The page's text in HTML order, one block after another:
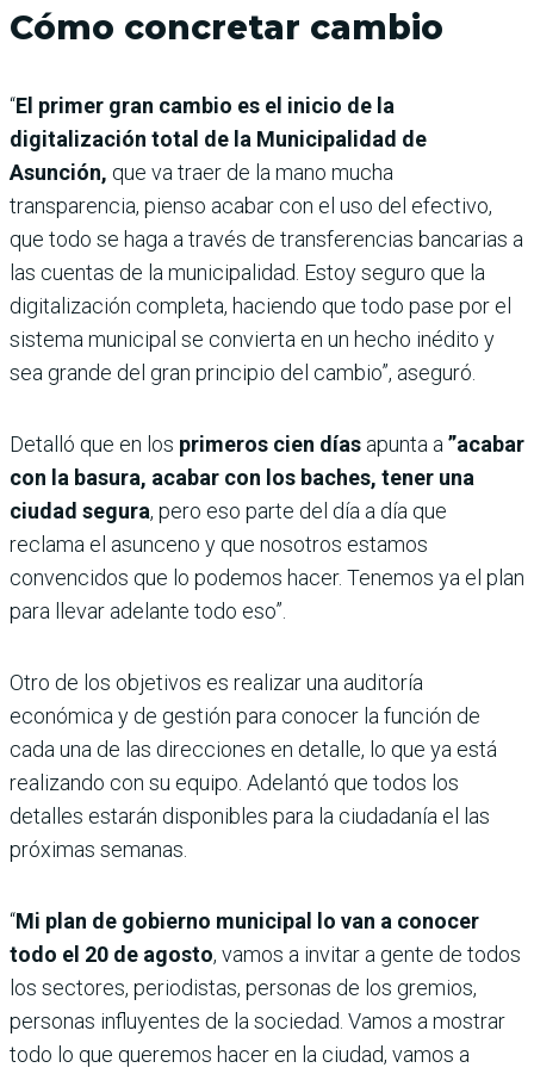
Cómo concretar cambio
“El primer gran cambio es el inicio de la
digitalización total de la Municipalidad de
Asunción, que va traer de la mano mucha
transparencia, pienso acabar con el uso del efectivo,
que todo se haga a través de transferencias bancarias a
las cuentas de la municipalidad. Estoy seguro que la
digitalización completa, haciendo que todo pase por el
sistema municipal se convierta en un hecho inédito y
sea grande del gran principio del cambio”, aseguró.
Detalló que en los primeros cien días apunta a”acabar
con la basura, acabar con los baches, tener una
ciudad segura, pero eso parte del día a día que
reclama el asunceno y que nosotros estamos
convencidos que lo podemos hacer. Tenemos ya el plan
para llevar adelante todo eso”.
Otro de los objetivos es realizar una auditoría
económica y de gestión para conocer la función de
cada una de las direcciones en detalle, lo que ya está
realizando con su equipo. Adelantó que todos los
detalles estarán disponibles para la ciudadanía el las
próximas semanas.
“Mi plan de gobierno municipal lo van a conocer
todo el 20 de agosto, vamos a invitar a gente de todos
los sectores, periodistas, personas de los gremios,
personas influyentes de la sociedad. Vamos a mostrar
todo lo que queremos hacer en la ciudad, vamos a